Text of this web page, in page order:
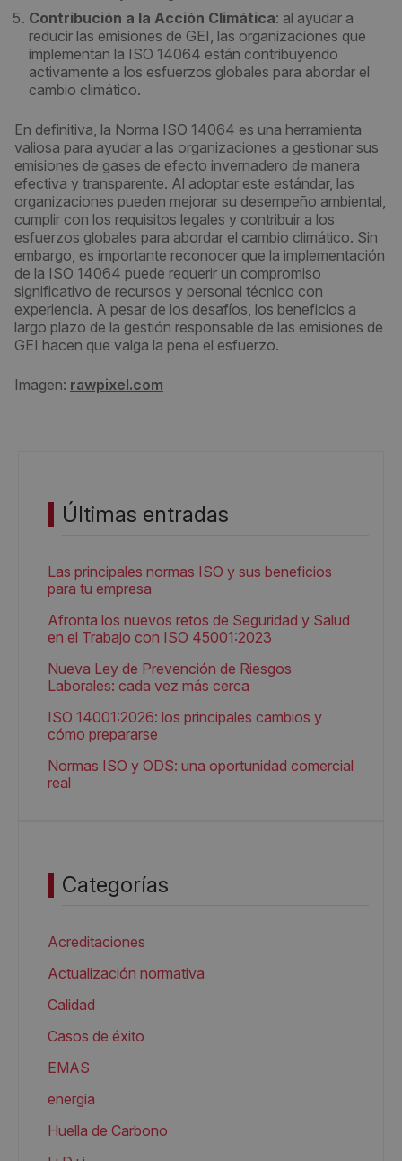
Contribución a la Acción Climática: al ayudar a
reducir las emisiones de GEI, las organizaciones que
implementan la ISO 14064 están contribuyendo
activamente a los esfuerzos globales para abordar el
cambio climático.
En definitiva, la Norma ISO 14064 es una herramienta
valiosa para ayudar a las organizaciones a gestionar sus
emisiones de gases de efecto invernadero de manera
efectiva y transparente. Al adoptar este estándar, las
organizaciones pueden mejorar su desempeño ambiental,
cumplir con los requisitos legales y contribuir a los
esfuerzos globales para abordar el cambio climático. Sin
embargo, es importante reconocer que la implementación
de la ISO 14064 puede requerir un compromiso
significativo de recursos y personal técnico con
experiencia. A pesar de los desafíos, los beneficios a
largo plazo de la gestión responsable de las emisiones de
GEI hacen que valga la pena el esfuerzo.
Imagen: rawpixel.com
Últimas entradas
Las principales normas ISO y sus beneficios
para tu empresa
Afronta los nuevos retos de Seguridad y Salud
en el Trabajo con ISO 45001:2023
Nueva Ley de Prevención de Riesgos
Laborales: cada vez más cerca
ISO 14001:2026: los principales cambios y
cómo prepararse
Normas ISO y ODS: una oportunidad comercial
real
Categorías
Acreditaciones
Actualización normativa
Calidad
Casos de éxito
EMAS
energia
Huella de Carbono